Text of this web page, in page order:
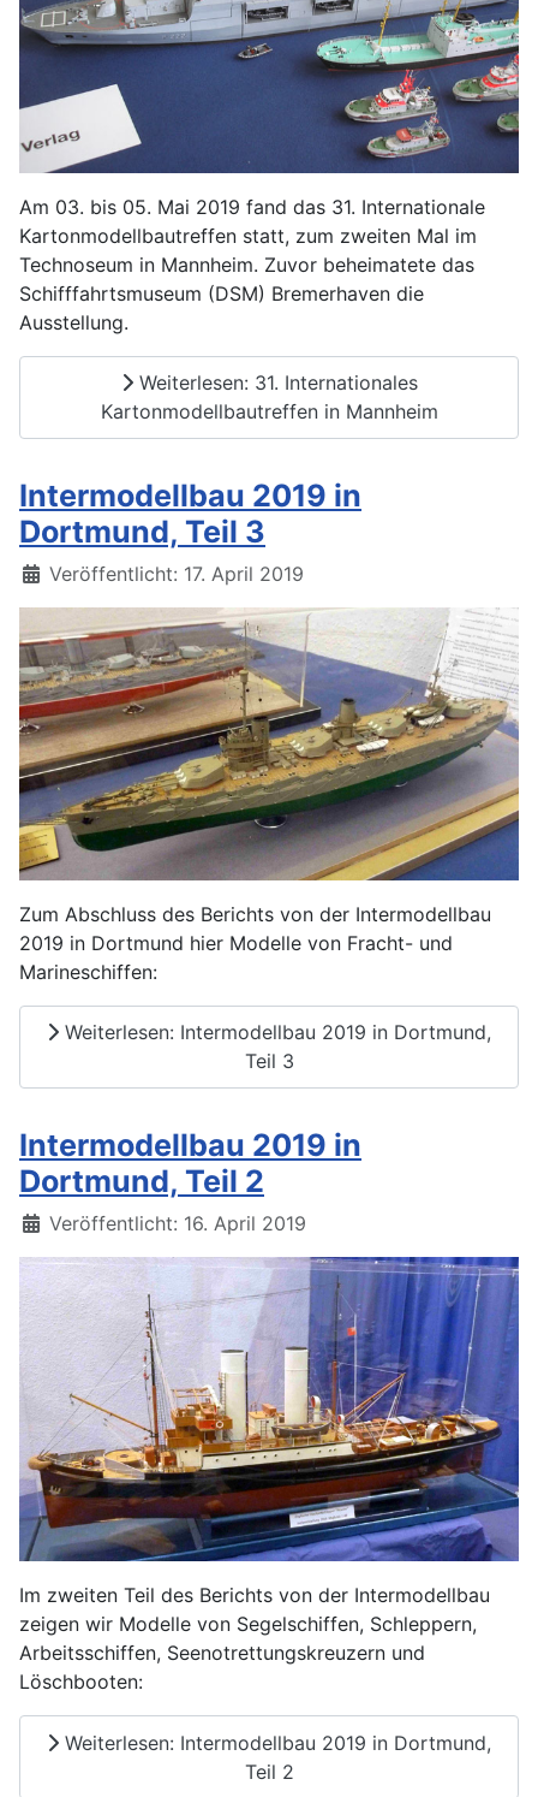
Am 03. bis 05. Mai 2019 fand das 31. Internationale
Kartonmodellbautreffen statt, zum zweiten Mal im
Technoseum in Mannheim. Zuvor beheimatete das
Schifffahrtsmuseum (DSM) Bremerhaven die
Ausstellung.
Weiterlesen: 31. Internationales
Kartonmodellbautreffen in Mannheim
Intermodellbau 2019 in
Dortmund, Teil 3
Details
Veröffentlicht: 17. April 2019
Zum Abschluss des Berichts von der Intermodellbau
2019 in Dortmund hier Modelle von Fracht- und
Marineschiffen:
Weiterlesen: Intermodellbau 2019 in Dortmund,
Teil 3
Intermodellbau 2019 in
Dortmund, Teil 2
Details
Veröffentlicht: 16. April 2019
Im zweiten Teil des Berichts von der Intermodellbau
zeigen wir Modelle von Segelschiffen, Schleppern,
Arbeitsschiffen, Seenotrettungskreuzern und
Löschbooten:
Weiterlesen: Intermodellbau 2019 in Dortmund,
Teil 2